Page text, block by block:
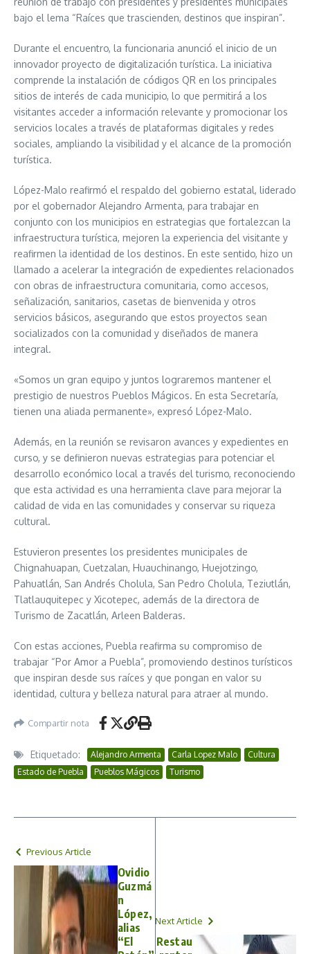
bajo el lema “Raíces que trascienden, destinos que inspiran”.
Durante el encuentro, la funcionaria anunció el inicio de un
innovador proyecto de digitalización turística. La iniciativa
comprende la instalación de códigos QR en los principales
sitios de interés de cada municipio, lo que permitirá a los
visitantes acceder a información relevante y promocionar los
servicios locales a través de plataformas digitales y redes
sociales, ampliando la visibilidad y el alcance de la promoción
turística.
López-Malo reafirmó el respaldo del gobierno estatal, liderado
por el gobernador Alejandro Armenta, para trabajar en
conjunto con los municipios en estrategias que fortalezcan la
infraestructura turística, mejoren la experiencia del visitante y
reafirmen la identidad de los destinos. En este sentido, hizo un
llamado a acelerar la integración de expedientes relacionados
con obras de infraestructura comunitaria, como accesos,
señalización, sanitarios, casetas de bienvenida y otros
servicios básicos, asegurando que estos proyectos sean
socializados con la comunidad y diseñados de manera
integral.
«Somos un gran equipo y juntos lograremos mantener el
prestigio de nuestros Pueblos Mágicos. En esta Secretaría,
tienen una aliada permanente», expresó López-Malo.
Además, en la reunión se revisaron avances y expedientes en
curso, y se definieron nuevas estrategias para potenciar el
desarrollo económico local a través del turismo, reconociendo
que esta actividad es una herramienta clave para mejorar la
calidad de vida en las comunidades y conservar su riqueza
cultural.
Estuvieron presentes los presidentes municipales de
Chignahuapan, Cuetzalan, Huauchinango, Huejotzingo,
Pahuatlán, San Andrés Cholula, San Pedro Cholula, Teziutlán,
Tlatlauquitepec y Xicotepec, además de la directora de
Turismo de Zacatlán, Arleen Balderas.
Con estas acciones, Puebla reafirma su compromiso de
trabajar “Por Amor a Puebla”, promoviendo destinos turísticos
que inspiran desde sus raíces y que pongan en valor su
identidad, cultura y belleza natural para atraer al mundo.
Compartir nota
Etiquetado: Alejandro Armenta Carla Lopez Malo
Cultura
Estado de Puebla
Pueblos Mágicos Turismo
Previous Article
Ovidio
Guzmá
n
López,
alias
“El
Next Article
Restau